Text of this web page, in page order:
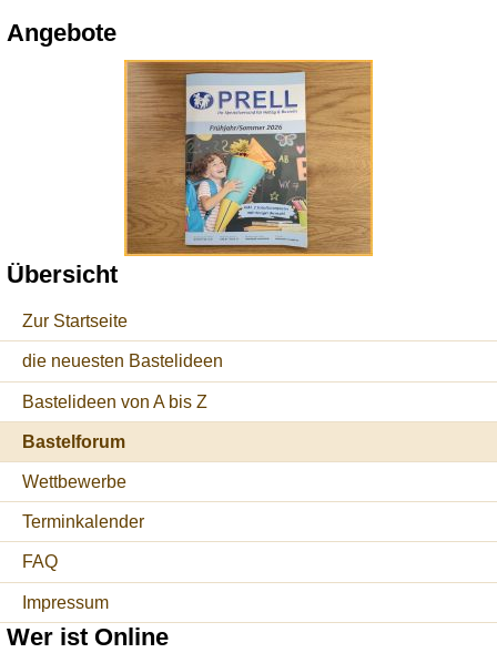
Angebote
Übersicht
Zur Startseite
die neuesten Bastelideen
Bastelideen von A bis Z
Bastelforum
Wettbewerbe
Terminkalender
FAQ
Impressum
Wer ist Online